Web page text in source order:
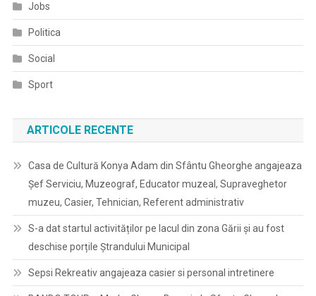
Jobs
Politica
Social
Sport
ARTICOLE RECENTE
Casa de Cultură Konya Adam din Sfântu Gheorghe angajeaza
Șef Serviciu, Muzeograf, Educator muzeal, Supraveghetor
muzeu, Casier, Tehnician, Referent administrativ
S-a dat startul activităților pe lacul din zona Gării și au fost
deschise porțile Ștrandului Municipal
Sepsi Rekreativ angajeaza casier si personal intretinere